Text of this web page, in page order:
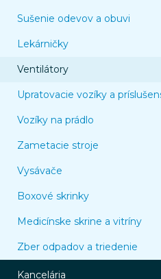
Sušenie odevov a obuvi
Lekárničky
Ventilátory
Upratovacie vozíky a
Vozíky na prádlo
Zametacie stroje
Vysávače
Boxové skrinky
Medicínske skrine a vitríny
Zber odpadov a triedenie
Kancelária